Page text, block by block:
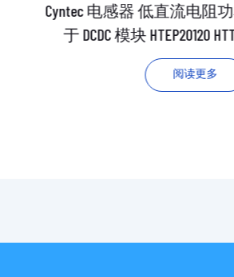
Cyntec 电感器 低直流电阻
于 DCDC 模块 HTEP20120
HTEP2520
阅读更多